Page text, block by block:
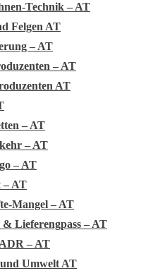
Technik – AT
Felgen AT
– AT
– AT
AT
– AT
– AT
– AT
– AT
Mangel – AT
Lieferengpass – AT
– AT
Umwelt AT